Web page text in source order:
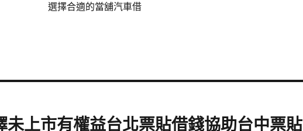
選擇合適的當舖汽車借
未上市有權益台北票貼借錢協助台中票貼